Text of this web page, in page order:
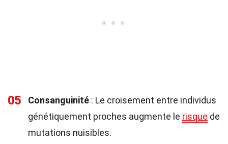
05 Consanguinité : Le croisement entre individus
génétiquement proches augmente le risque de
mutations nuisibles.